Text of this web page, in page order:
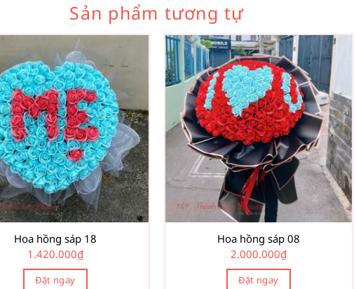
Sản phẩm tương tự
Hoa hồng sáp 18
1.420.000₫
Đặt ngay
Hoa hồng sáp 08
2.000.000₫
Đặt ngay